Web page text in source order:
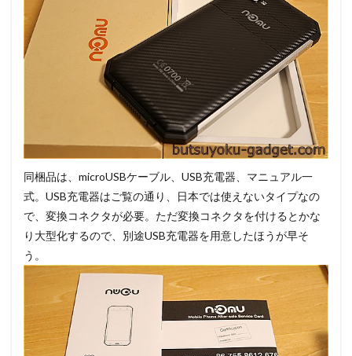
同梱品は、microUSBケーブル、USB充電器、マニュアル一
式。USB充電器はご覧の通り、日本では使えないタイプなの
で、変換コネクタが必要。ただ変換コネクタを付けるとかな
り大型化するので、別途USB充電器を用意したほうが早そ
う。